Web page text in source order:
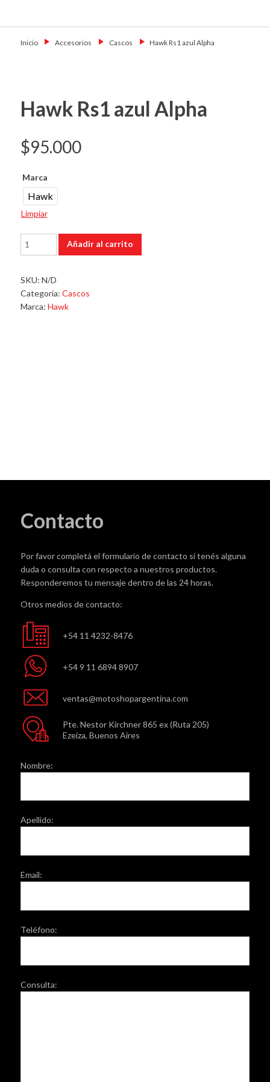
Motoshop
Ezeiza
Inicio→ Accesorios → Cascos → Hawk Rs1 azul Alpha
Hawk Rs1 azul Alpha
$95.000
Marca
Hawk
Limpiar
Hawk
Rs1
Alpha
cantidad
Añadir al carrito
SKU: N/D
Categoría: Cascos
Marca: Hawk
Contacto
Por favor completá el formulario de contacto si tenés alguna
duda o consulta con respecto a nuestros productos.
Responderemos tu mensaje dentro de las 24 horas.
Otros medios de contacto:
+54 11 4232-8476
+54 9 11 6894 8907
ventas@motoshopargentina.com
Pte. Nestor Kirchner 865 ex (Ruta 205)
Ezeiza, Buenos Aires
Nombre:
Apellido:
Email:
Teléfono:
Consulta: